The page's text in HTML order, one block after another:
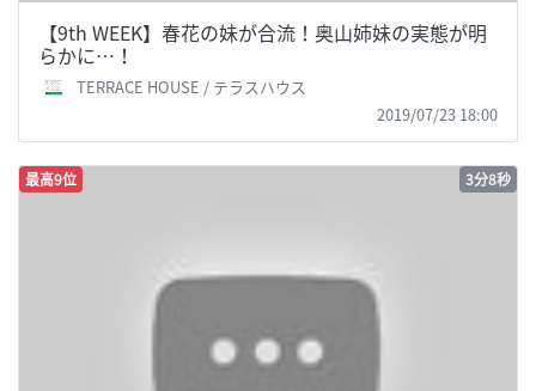
【9th WEEK】春花の妹が合流！奥山姉妹の実態が明
らかに…！
TERRACE HOUSE / テラスハウス
2019/07/23 18:00
最高9位 3分8秒